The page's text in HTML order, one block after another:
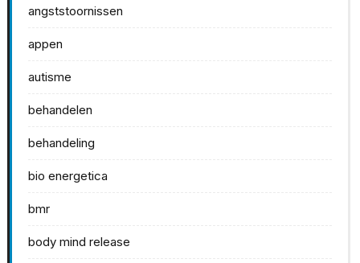
angststoornissen
appen
autisme
behandelen
behandeling
bio energetica
bmr
body mind release